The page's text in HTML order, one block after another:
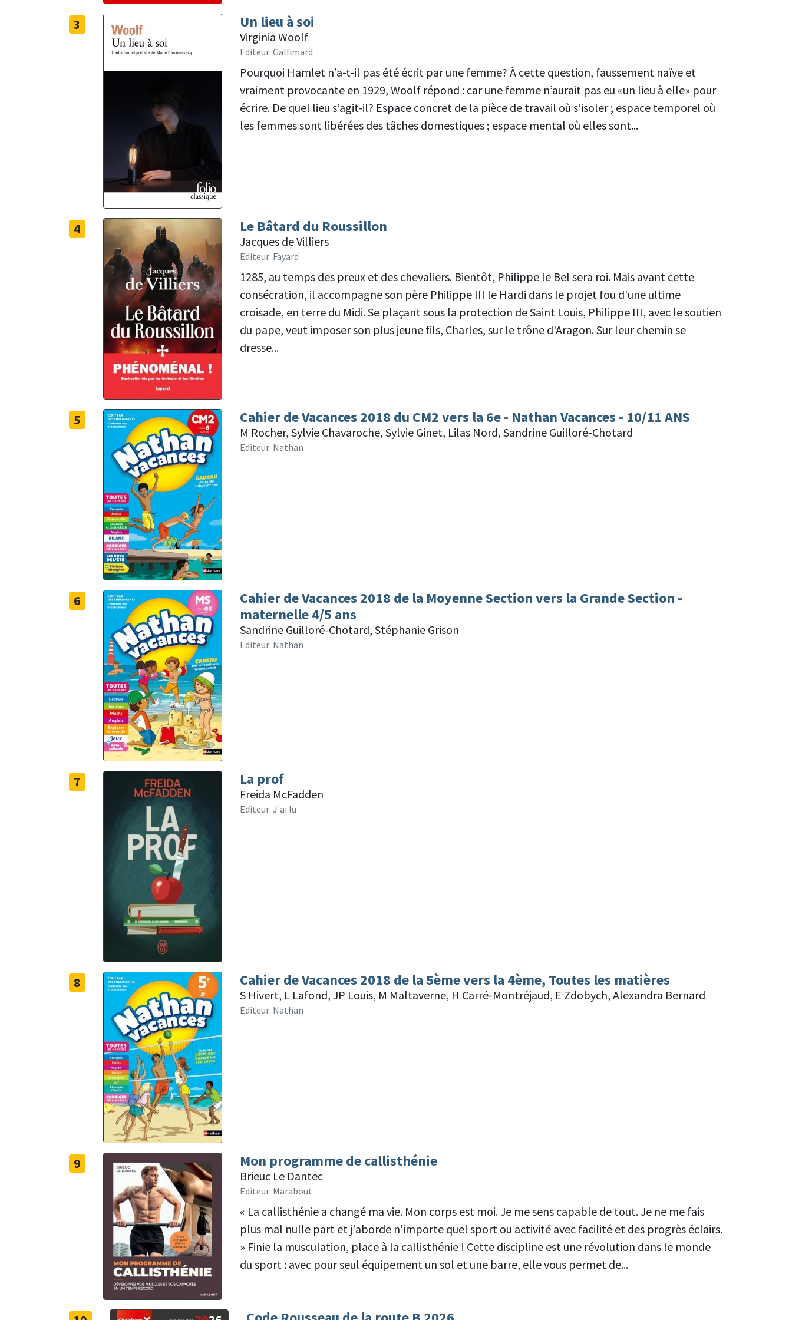
3 Un lieu à soi
Virginia Woolf
Editeur: Gallimard
Pourquoi Hamlet n’a-t-il pas été écrit par une femme? À cette question, faussement naïve et
vraiment provocante en 1929, Woolf répond : car une femme n’aurait pas eu «un lieu à elle» pour
écrire. De quel lieu s’agit-il? Espace concret de la pièce de travail où s’isoler ; espace temporel où
les femmes sont libérées des tâches domestiques ; espace mental où elles sont...
4 Le Bâtard du Roussillon
Jacques de Villiers
Editeur: Fayard
1285, au temps des preux et des chevaliers. Bientôt, Philippe le Bel sera roi. Mais avant cette
consécration, il accompagne son père Philippe III le Hardi dans le projet fou d'une ultime
croisade, en terre du Midi. Se plaçant sous la protection de Saint Louis, Philippe III, avec le soutien
du pape, veut imposer son plus jeune fils, Charles, sur le trône d'Aragon. Sur leur chemin se
dresse...
5 Cahier de Vacances 2018 du CM2 vers la 6e - Nathan Vacances - 10/11 ANS
M Rocher, Sylvie Chavaroche, Sylvie Ginet, Lilas Nord, Sandrine Guilloré-Chotard
Editeur: Nathan
6
Cahier de Vacances 2018 de la Moyenne Section vers la Grande Section -
maternelle 4/5 ans
Sandrine Guilloré-Chotard, Stéphanie Grison
Editeur: Nathan
7 La prof
Freida McFadden
Editeur: J'ai lu
8 Cahier de Vacances 2018 de la 5ème vers la 4ème, Toutes les matières
S Hivert, L Lafond, JP Louis, M Maltaverne, H Carré-Montréjaud, E Zdobych, Alexandra Bernard
Editeur: Nathan
9 Mon programme de callisthénie
Brieuc Le Dantec
Editeur: Marabout
« La callisthénie a changé ma vie. Mon corps est moi. Je me sens capable de tout. Je ne me fais
plus mal nulle part et j'aborde n'importe quel sport ou activité avec facilité et des progrès éclairs.
» Finie la musculation, place à la callisthénie ! Cette discipline est une révolution dans le monde
du sport : avec pour seul équipement un sol et une barre, elle vous permet de...